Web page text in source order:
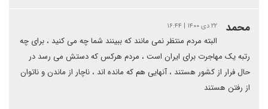
محمد ۲۲ دی ۱۴۰۰ | ۱۶:۴۴
البته مردم منتظر نمی مانند که ببینند شما چه می کنید ، برای چه
رتبه یک مهاجرت برای ایران است ، مردم هرکس که دستش می رسد در
حال فرار از کشور هستند ، آنهایی هم که مانده اند ، ناچار از ماندن و ناتوان
از رفتن هستند